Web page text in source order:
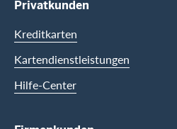
Privatkunden
Kreditkarten
Kartendienstleistungen
Hilfe-Center